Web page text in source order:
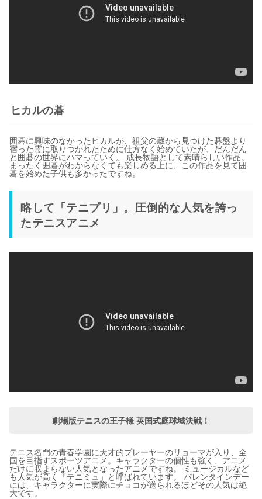
ヒカルの碁
囲碁に興味のなかったヒカルが、祖父の蔵から見つけた碁盤より
宿った霊に取りつかれたために仕方なく始めていたが、だんだん
と囲碁の世界にハマっていく。 成長物語として素晴らしい作品。
まったく囲碁がわからなくても楽しめる上に、この作品を見て囲
碁を始めた子供も多かったですね。
略して「テニプリ」。圧倒的な人気を誇っ
たテニスアニメ
劇場版テニスの王子様 英国式庭球城決戦！
テニス名門の青春学園に天才的プレーヤーのリョーマが入り、全
国を目指すスポーツアニメ。キャラクターの個性も強く、アニメ
だけに収まらない人気となったアニメですね。 ミュージカルなど
も人気が高く「テニミュ」と呼ばれています。 バレンタインデー
には、キャラクターに実際にチョコが送られるほどその人気は絶
大です。